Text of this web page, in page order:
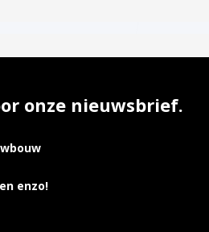
onze nieuwsbrief.
enzo!